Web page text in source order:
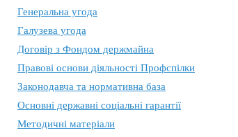
Генеральна угода
Галузева угода
Договір з Фондом держмайна
Правові основи діяльності Профспілки
Законодавча та нормативна база
Основні державні соціальні гарантії
Методичні матеріали